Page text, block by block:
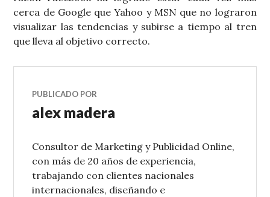
cerca de Google que Yahoo y MSN que no lograron
visualizar las tendencias y subirse a tiempo al tren
que lleva al objetivo correcto.
PUBLICADO POR
alex madera
Consultor de Marketing y Publicidad Online,
con más de 20 años de experiencia,
trabajando con clientes nacionales
internacionales, diseñando e